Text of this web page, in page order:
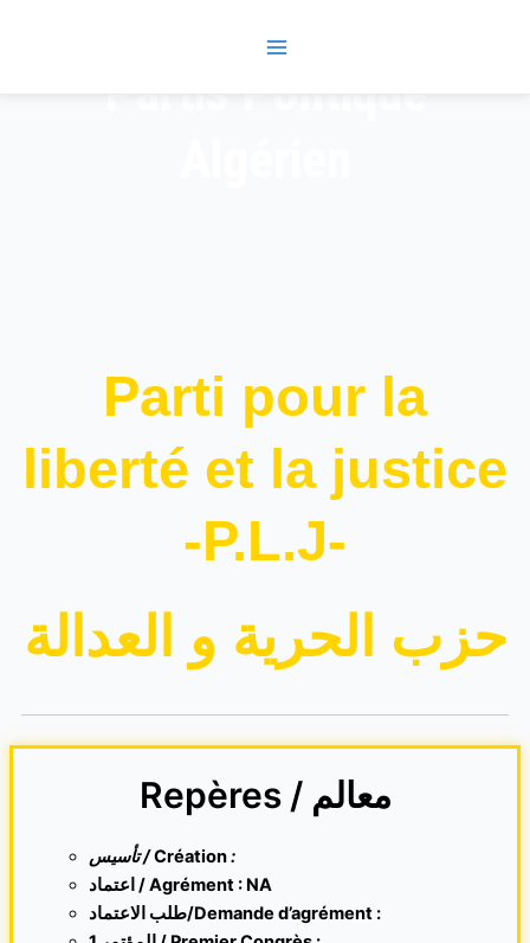
Parti pour la
liberté et la justice
-P.L.J-
حزب الحرية و العدالة
Repères / معالم
تأسيس /Création:
اعتماد / Agrément : NA
طلب الاعتماد/Demande d’agrément :